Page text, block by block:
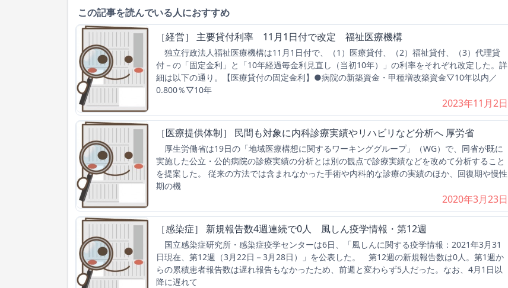
この記事を読んでいる人におすすめ
［経営］ 主要貸付利率 11月1日付で改定 福祉医療機構
独立行政法人福祉医療機構は11月1日付で、（1）医療貸付、（2）福祉貸付、（3）代理貸
付－の「固定金利」と「10年経過毎金利見直し（当初10年）」の利率をそれぞれ改定した。詳
細は以下の通り。【医療貸付の固定金利】●病院の新築資金・甲種増改築資金▽10年以内／
0.800％▽10年
2023年11月2日
［医療提供体制］ 民間も対象に内科診療実績やリハビリなど分析へ 厚労省
厚生労働省は19日の「地域医療構想に関するワーキンググループ」（WG）で、同省が既に
実施した公立・公的病院の診療実績の分析とは別の観点で診療実績などを改めて分析すること
を提案した。 従来の方法では含まれなかった手術や内科的な診療の実績のほか、回復期や慢性
期の機
2020年3月23日
［感染症］ 新規報告数4週連続で0人 風しん疫学情報・第12週
国立感染症研究所・感染症疫学センターは6日、「風しんに関する疫学情報：2021年3月31
日現在、第12週（3月22日－3月28日）」を公表した。 第12週の新規報告数は0人。第1週か
らの累積患者報告数は遅れ報告もなかったため、前週と変わらず5人だった。なお、4月1日以
降に遅れて